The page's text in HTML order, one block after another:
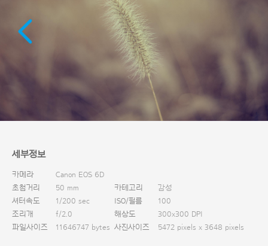
세부정보
카메라
Canon EOS 6D
초첨거리
50 mm 카테고리
감성
셔터속도
1/200 sec ISO/필름
100
조리개
f/2.0 해상도
300x300 DPI
파일사이즈
11646747 bytes 사진사이즈 5472 pixels x 3648 pixels